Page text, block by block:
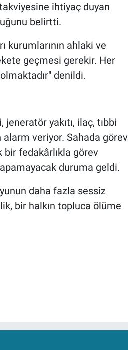
ihtiyaç duyan
belirtti.
kurumlarının ahlaki ve
geçmesi gerekir. Her
denildi.
yakıtı, ilaç, tıbbi
veriyor. Sahada görev
bir fedakârlıkla görev
duruma geldi.
daha fazla sessiz
bir halkın topluca ölüme